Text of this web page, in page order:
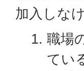
加入しな
職場
てい